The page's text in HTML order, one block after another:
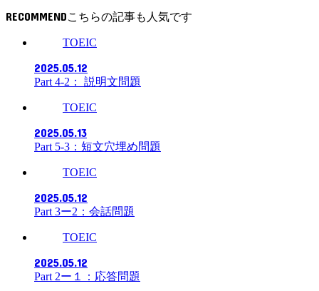
RECOMMEND
TOEIC
2025.05.12
Part 4-2： 説明文問題
TOEIC
2025.05.13
Part 5-3：短文穴埋め問題
TOEIC
2025.05.12
Part 3ー2：会話問題
TOEIC
2025.05.12
Part 2ー１：応答問題